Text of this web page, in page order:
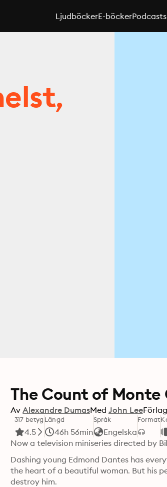
LjudböckerE-böckerPodcasts
The Count of Monte
Av Alexandre DumasMed John LeeFörlag
317 betyg
4.5
Längd
46h 56min
Språk
Engelska
Format
Dashing young Edmond Dantes has
the heart of a beautiful woman. But his
destroy him.